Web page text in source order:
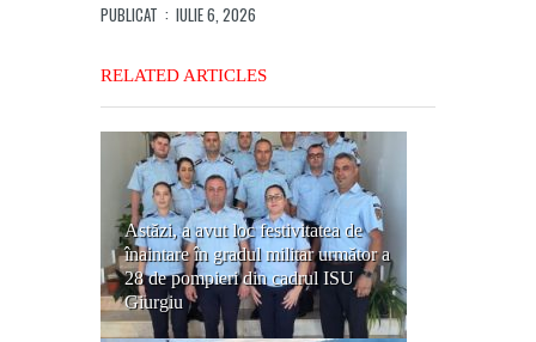
PUBLICAT : IULIE 6, 2026
RELATED ARTICLES
Astăzi, a avut loc festivitatea de
înaintare în gradul militar următor a
28 de pompieri din cadrul ISU
Giurgiu